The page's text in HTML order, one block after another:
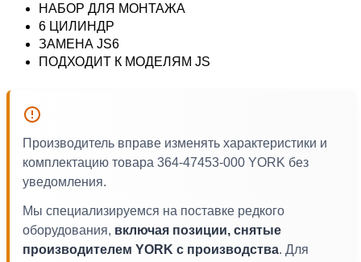
НАБОР ДЛЯ МОНТАЖА
6 ЦИЛИНДР
ЗАМЕНА JS6
ПОДХОДИТ К МОДЕЛЯМ JS
Производитель вправе изменять характеристики и
комплектацию товара 364-47453-000 YORK без
уведомления.
Мы специализируемся на поставке редкого
оборудования, включая позиции, снятые
производителем YORK с производства. Для